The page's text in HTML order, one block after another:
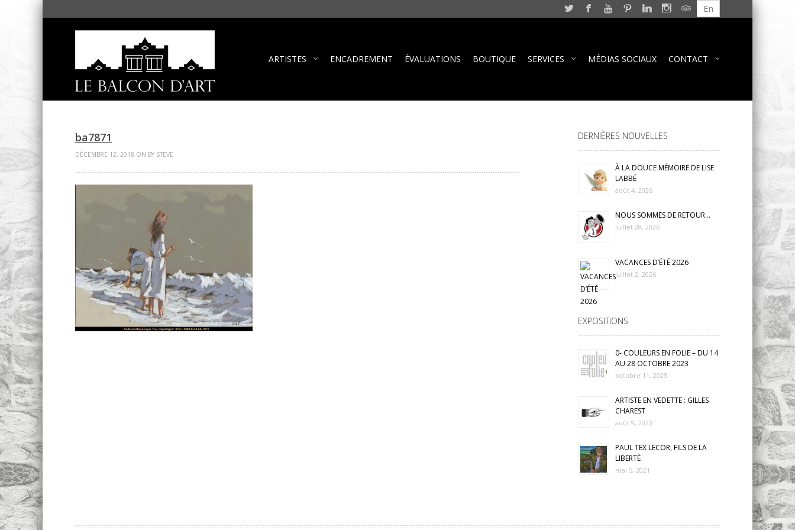
En
ARTISTES ENCADREMENT ÉVALUATIONS BOUTIQUE SERVICES MÉDIAS SOCIAUX CONTACT
ba7871
DÉCEMBRE 12, 2018 ON BY STEVE
DERNIÈRES NOUVELLES
À LA DOUCE MÉMOIRE DE LISE
LABBÉ
août 4, 2026
NOUS SOMMES DE RETOUR…
juillet 28, 2026
VACANCES D’ÉTÉ 2026
juillet 2, 2026
EXPOSITIONS
0- COULEURS EN FOLIE – DU 14
AU 28 OCTOBRE 2023
octobre 11, 2023
ARTISTE EN VEDETTE : GILLES
CHAREST
août 9, 2023
PAUL TEX LECOR, FILS DE LA
LIBERTÉ
mai 5, 2021